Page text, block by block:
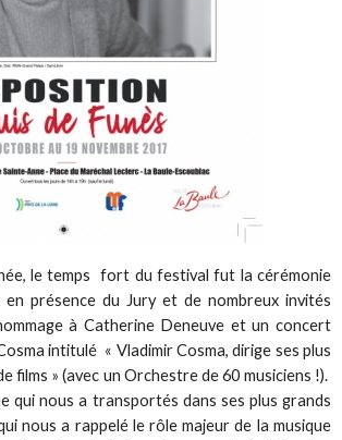
le temps fort du festival fut la cérémonie
présence du Jury et de nombreux invités
à Catherine Deneuve et un concert
intitulé « Vladimir Cosma, dirige ses plus
films » (avec un Orchestre de 60 musiciens !).
qui nous a transportés dans ses plus grands
nous a rappelé le rôle majeur de la musique